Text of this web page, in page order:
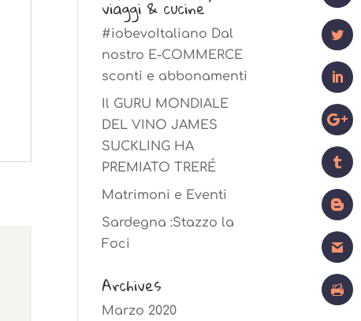
viaggi & cucine
#iobevoItaliano Dal
nostro E-COMMERCE
sconti e abbonamenti
Il GURU MONDIALE
DEL VINO JAMES
SUCKLING HA
PREMIATO TRERÉ
Matrimoni e Eventi
Sardegna :Stazzo la
Foci
Archives
Marzo 2020